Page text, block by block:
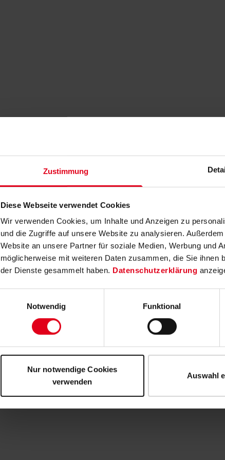
Zustimmung
Diese Webseite verwendet Cookies
Wir verwenden Cookies, um Inhalte und Anzeigen zu
und die Zugriffe auf unsere Website zu analysieren.
Website an unsere Partner für soziale Medien, Werbung und
möglicherweise mit weiteren Daten zusammen, die Sie
der Dienste gesammelt haben. Datenschutzerklärung
Notwendig
Funktional
Nur notwendige Cookies
verwenden
Auswahl